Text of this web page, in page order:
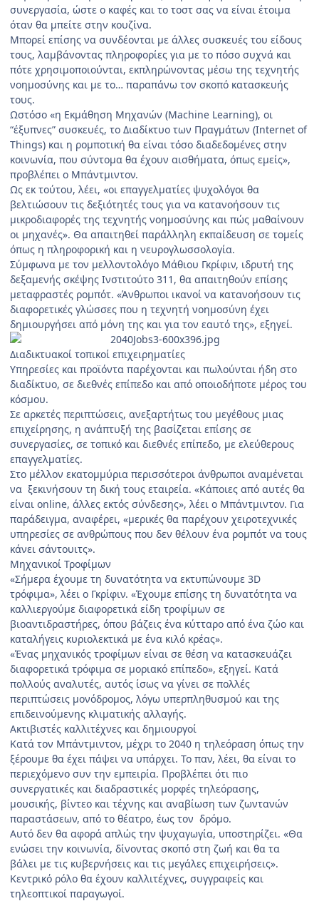
συνεργασία, ώστε ο καφές και το τοστ σας να είναι έτοιμα
όταν θα μπείτε στην κουζίνα.
Μπορεί επίσης να συνδέονται με άλλες συσκευές του είδους
τους, λαμβάνοντας πληροφορίες για με το πόσο συχνά και
πότε χρησιμοποιούνται, εκπληρώνοντας μέσω της τεχνητής
νοημοσύνης και με το… παραπάνω τον σκοπό κατασκευής
τους.
Ωστόσο «η Εκμάθηση Μηχανών (Machine Learning), οι
“έξυπνες” συσκευές, το Διαδίκτυο των Πραγμάτων (Internet of
Things) και η ρομποτική θα είναι τόσο διαδεδομένες στην
κοινωνία, που σύντομα θα έχουν αισθήματα, όπως εμείς»,
προβλέπει ο Μπάντμιντον.
Ως εκ τούτου, λέει, «οι επαγγελματίες ψυχολόγοι θα
βελτιώσουν τις δεξιότητές τους για να κατανοήσουν τις
μικροδιαφορές της τεχνητής νοημοσύνης και πώς μαθαίνουν
οι μηχανές». Θα απαιτηθεί παράλληλη εκπαίδευση σε τομείς
όπως η πληροφορική και η νευρογλωσσολογία.
Σύμφωνα με τον μελλοντολόγο Μάθιου Γκρίφιν, ιδρυτή της
δεξαμενής σκέψης Ινστιτούτο 311, θα απαιτηθούν επίσης
μεταφραστές ρομπότ. «Άνθρωποι ικανοί να κατανοήσουν τις
διαφορετικές γλώσσες που η τεχνητή νοημοσύνη έχει
δημιουργήσει από μόνη της και για τον εαυτό της», εξηγεί.
Διαδικτυακοί τοπικοί επιχειρηματίες
Υπηρεσίες και προϊόντα παρέχονται και πωλούνται ήδη στο
διαδίκτυο, σε διεθνές επίπεδο και από οποιοδήποτε μέρος του
κόσμου.
Σε αρκετές περιπτώσεις, ανεξαρτήτως του μεγέθους μιας
επιχείρησης, η ανάπτυξή της βασίζεται επίσης σε
συνεργασίες, σε τοπικό και διεθνές επίπεδο, με ελεύθερους
επαγγελματίες.
Στο μέλλον εκατομμύρια περισσότεροι άνθρωποι αναμένεται
να ξεκινήσουν τη δική τους εταιρεία. «Κάποιες από αυτές θα
είναι online, άλλες εκτός σύνδεσης», λέει ο Μπάντμιντον. Για
παράδειγμα, αναφέρει, «μερικές θα παρέχουν χειροτεχνικές
υπηρεσίες σε ανθρώπους που δεν θέλουν ένα ρομπότ να τους
κάνει σάντουιτς».
Μηχανικοί Τροφίμων
«Σήμερα έχουμε τη δυνατότητα να εκτυπώνουμε 3D
τρόφιμα», λέει ο Γκρίφιν. «Έχουμε επίσης τη δυνατότητα να
καλλιεργούμε διαφορετικά είδη τροφίμων σε
βιοαντιδραστήρες, όπου βάζεις ένα κύτταρο από ένα ζώο και
καταλήγεις κυριολεκτικά με ένα κιλό κρέας».
«Ένας μηχανικός τροφίμων είναι σε θέση να κατασκευάζει
διαφορετικά τρόφιμα σε μοριακό επίπεδο», εξηγεί. Κατά
πολλούς αναλυτές, αυτός ίσως να γίνει σε πολλές
περιπτώσεις μονόδρομος, λόγω υπερπληθυσμού και της
επιδεινούμενης κλιματικής αλλαγής.
Ακτιβιστές καλλιτέχνες και δημιουργοί
Κατά τον Μπάντμιντον, μέχρι το 2040 η τηλεόραση όπως την
ξέρουμε θα έχει πάψει να υπάρχει. Το παν, λέει, θα είναι το
περιεχόμενο συν την εμπειρία. Προβλέπει ότι πιο
συνεργατικές και διαδραστικές μορφές τηλεόρασης,
μουσικής, βίντεο και τέχνης και αναβίωση των ζωντανών
παραστάσεων, από το θέατρο, έως τον δρόμο.
Αυτό δεν θα αφορά απλώς την ψυχαγωγία, υποστηρίζει. «Θα
ενώσει την κοινωνία, δίνοντας σκοπό στη ζωή και θα τα
βάλει με τις κυβερνήσεις και τις μεγάλες επιχειρήσεις».
Κεντρικό ρόλο θα έχουν καλλιτέχνες, συγγραφείς και
τηλεοπτικοί παραγωγοί.